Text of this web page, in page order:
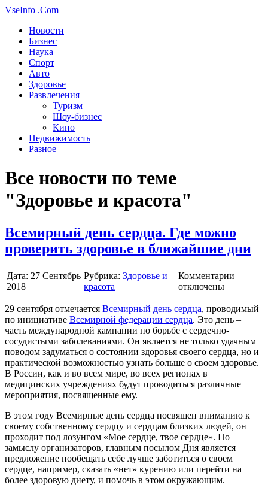
VseInfo .Com
Новости
Бизнес
Наука
Спорт
Авто
Здоровье
Развлечения
Туризм
Шоу-бизнес
Кино
Недвижимость
Разное
Все новости по теме
"Здоровье и красота"
Всемирный день сердца. Где можно
проверить здоровье в ближайшие дни
Дата: 27 Сентябрь
2018
Рубрика: Здоровье и
красота
Комментарии
отключены
29 сентября отмечается Всемирный день сердца, проводимый
по инициативе Всемирной федерации сердца. Это день –
часть международной кампании по борьбе с сердечно-
сосудистыми заболеваниями. Он является не только удачным
поводом задуматься о состоянии здоровья своего сердца, но и
практической возможностью узнать больше о своем здоровье.
В России, как и во всем мире, во всех регионах в
медицинских учреждениях будут проводиться различные
мероприятия, посвященные ему.
В этом году Всемирные день сердца посвящен вниманию к
своему собственному сердцу и сердцам близких людей, он
проходит под лозунгом «Мое сердце, твое сердце». По
замыслу организаторов, главным посылом Дня является
предложение пообещать себе лучше заботиться о своем
сердце, например, сказать «нет» курению или перейти на
более здоровую диету, и помочь в этом окружающим.